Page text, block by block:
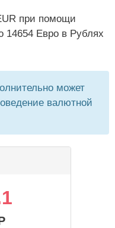
при помощи
14654 Евро в Рублях
может
валютной